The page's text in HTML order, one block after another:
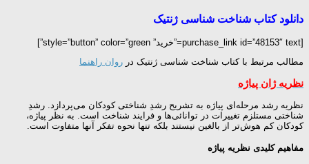
دانلود کتاب شناخت شناسی ژنتیک
[purchase_link id=”48153″ text=”خرید” style=”button” color=”green”]
مطالب مرتبط با کتاب شناخت شناسی ژنتیک در روان راهنما
نظریه ژان پیاژه
نظریه رشد مرحله‌ای پیاژه به تشریح رشدِ شناختی کودکان می‌پردازد. رشدِ
شناختی مستلزم تغییرات در توانائی‌ها و فرایند شناخت است. به نظر پیاژه،
کودکان کم هوش‌تر از بالغین نیستند بلکه تنها نحوه تفکر آنها متفاوت است.
مفاهیم کلیدی نظریه پیاژه